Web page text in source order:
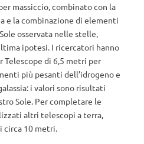
massiccio, combinato con la
e la combinazione di elementi
osservata nelle stelle,
ipotesi. I ricercatori hanno
di 6,5 metri per
più pesanti dell’idrogeno e
i valori sono risultati
Sole. Per completare le
altri telescopi a terra,
circa 10 metri.